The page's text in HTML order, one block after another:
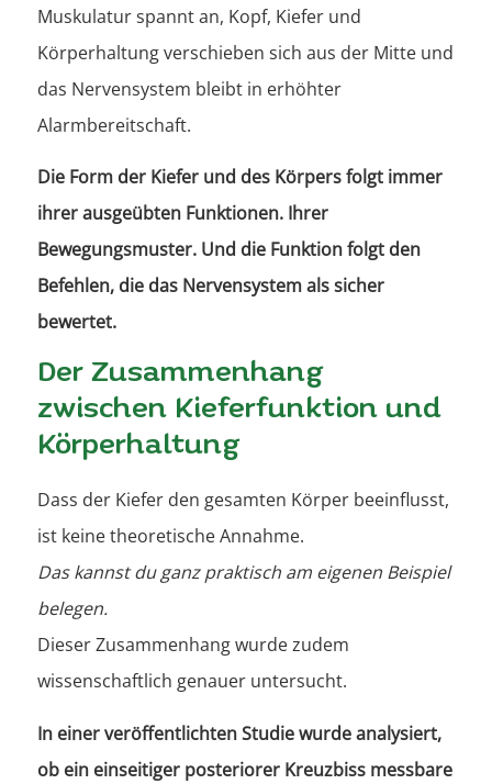
Muskulatur spannt an, Kopf, Kiefer und
Körperhaltung verschieben sich aus der Mitte und
das Nervensystem bleibt in erhöhter
Alarmbereitschaft.
Die Form der Kiefer und des Körpers folgt immer
ihrer ausgeübten Funktionen. Ihrer
Bewegungsmuster. Und die Funktion folgt den
Befehlen, die das Nervensystem als sicher
bewertet.
Der Zusammenhang
zwischen Kieferfunktion und
Körperhaltung
Dass der Kiefer den gesamten Körper beeinflusst,
ist keine theoretische Annahme.
Das kannst du ganz praktisch am eigenen Beispiel
belegen.
Dieser Zusammenhang wurde zudem
wissenschaftlich genauer untersucht.
In einer veröffentlichten Studie wurde analysiert,
ob ein einseitiger posteriorer Kreuzbiss messbare